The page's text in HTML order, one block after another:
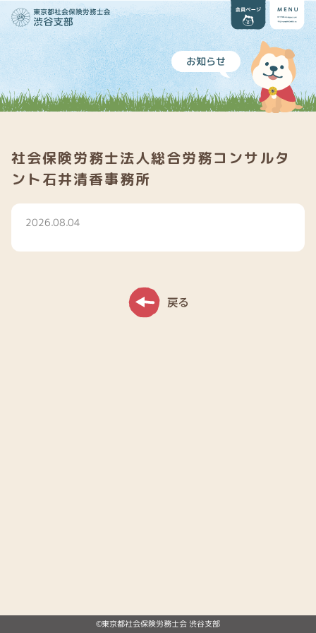
お知らせ
社会保険労務士法人総合労務コンサルタ
ント石井清香事務所
2026.08.04
©東京都社会保険労務士会 渋谷支部